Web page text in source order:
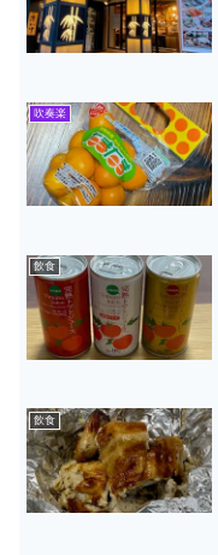
吹奏楽
飲食
飲食